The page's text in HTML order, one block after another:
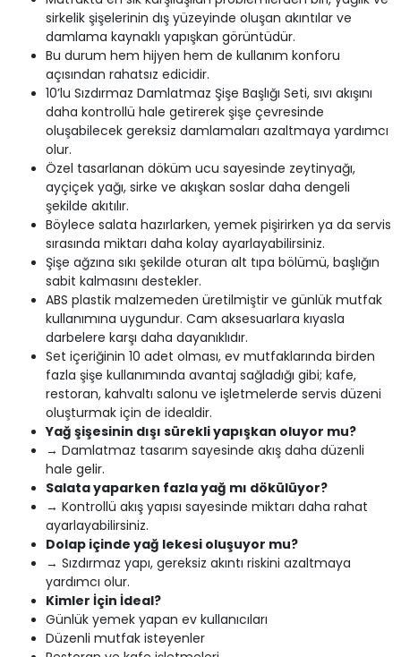
sirkelik şişelerinin dış yüzeyinde oluşan akıntılar ve
damlama kaynaklı yapışkan görüntüdür.
Bu durum hem hijyen hem de kullanım konforu
açısından rahatsız edicidir.
10’lu Sızdırmaz Damlatmaz Şişe Başlığı Seti, sıvı akışını
daha kontrollü hale getirerek şişe çevresinde
oluşabilecek gereksiz damlamaları azaltmaya yardımcı
olur.
Özel tasarlanan döküm ucu sayesinde zeytinyağı,
ayçiçek yağı, sirke ve akışkan soslar daha dengeli
şekilde akıtılır.
Böylece salata hazırlarken, yemek pişirirken ya da servis
sırasında miktarı daha kolay ayarlayabilirsiniz.
Şişe ağzına sıkı şekilde oturan alt tıpa bölümü, başlığın
sabit kalmasını destekler.
ABS plastik malzemeden üretilmiştir ve günlük mutfak
kullanımına uygundur. Cam aksesuarlara kıyasla
darbelere karşı daha dayanıklıdır.
Set içeriğinin 10 adet olması, ev mutfaklarında birden
fazla şişe kullanımında avantaj sağladığı gibi; kafe,
restoran, kahvaltı salonu ve işletmelerde servis düzeni
oluşturmak için de idealdir.
Yağ şişesinin dışı sürekli yapışkan oluyor mu?
→ Damlatmaz tasarım sayesinde akış daha düzenli
hale gelir.
Salata yaparken fazla yağ mı dökülüyor?
→ Kontrollü akış yapısı sayesinde miktarı daha rahat
ayarlayabilirsiniz.
Dolap içinde yağ lekesi oluşuyor mu?
→ Sızdırmaz yapı, gereksiz akıntı riskini azaltmaya
yardımcı olur.
Kimler İçin İdeal?
Günlük yemek yapan ev kullanıcıları
Düzenli mutfak isteyenler